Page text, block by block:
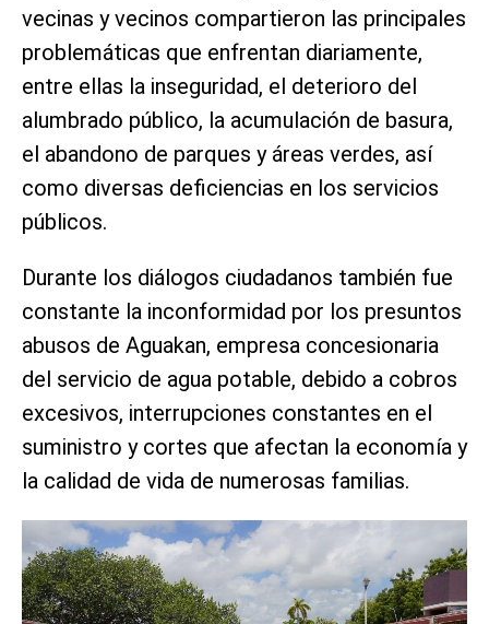
vecinas y vecinos compartieron las principales
problemáticas que enfrentan diariamente,
entre ellas la inseguridad, el deterioro del
alumbrado público, la acumulación de basura,
el abandono de parques y áreas verdes, así
como diversas deficiencias en los servicios
públicos.
Durante los diálogos ciudadanos también fue
constante la inconformidad por los presuntos
abusos de Aguakan, empresa concesionaria
del servicio de agua potable, debido a cobros
excesivos, interrupciones constantes en el
suministro y cortes que afectan la economía y
la calidad de vida de numerosas familias.